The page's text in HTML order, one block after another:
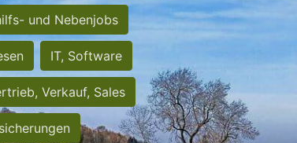
und Nebenjobs
IT, Software
Verkauf, Sales